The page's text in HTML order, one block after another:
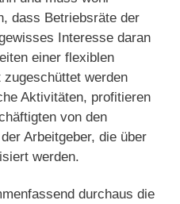
dass Betriebsräte der
Interesse daran
einer flexiblen
werden
Aktivitäten, profitieren
von den
Arbeitgeber, die über
werden.
durchaus die